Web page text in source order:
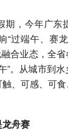
期，今年广东
“过端午、赛
合业态，全
。从城市到水
、可感、可食
舟赛